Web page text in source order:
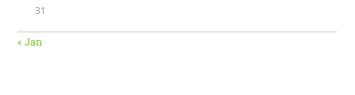
31
« Jan